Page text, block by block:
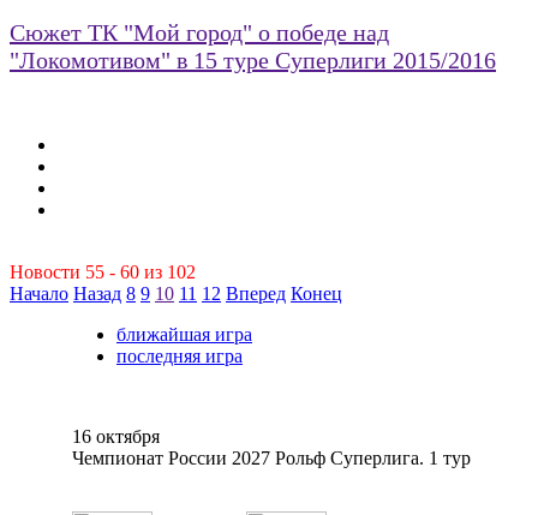
Сюжет ТК "Мой город" о победе над
"Локомотивом" в 15 туре Суперлиги 2015/2016
Новости 55 - 60 из 102
Начало Назад 8 9 10 11 12 Вперед Конец
ближайшая игра
последняя игра
16 октября
Чемпионат России 2027 Рольф Суперлига. 1 тур